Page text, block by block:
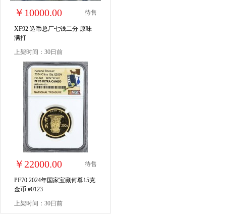
￥10000.00 待售
XF92 造币总厂七钱二分 原味
满打
上架时间：30日前
￥22000.00 待售
PF70 2024年国家宝藏何尊15克
金币 #0123
上架时间：30日前